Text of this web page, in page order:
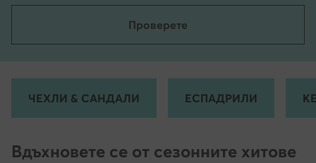
Проверете
ЧЕХЛИ & САНДАЛИ ЕСПАДРИЛИ
Вдъхновете се от сезонните хитове